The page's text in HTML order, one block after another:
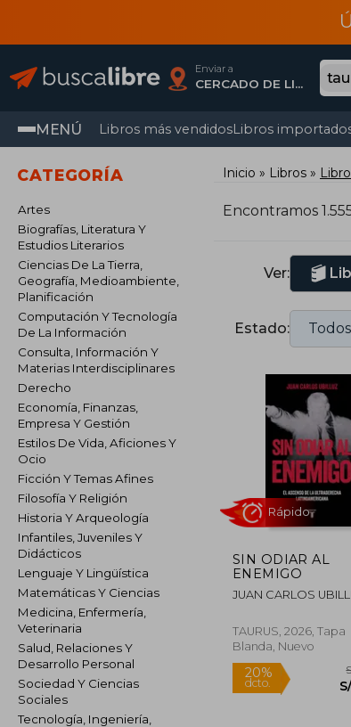
Enviar a
CERCADO DE LIMA, Lima
MENÚ Libros más vendidosLibros
CATEGORÍA
Artes
Biografías, Literatura Y
Estudios Literarios
Ciencias De La Tierra,
Geografía, Medioambiente,
Planificación
Computación Y Tecnología
De La Información
Consulta, Información Y
Materias Interdisciplinares
Derecho
Economía, Finanzas,
Empresa Y Gestión
Estilos De Vida, Aficiones Y
Ocio
Ficción Y Temas Afines
Filosofía Y Religión
Historia Y Arqueología
Infantiles, Juveniles Y
Didácticos
Lenguaje Y Lingüística
Matemáticas Y Ciencias
Medicina, Enfermería,
Veterinaria
Salud, Relaciones Y
Desarrollo Personal
Sociedad Y Ciencias
Sociales
Tecnología, Ingeniería,
Inicio Libros
Encontramos
Ver:
Estado: Todos
SIN ODIAR AL
ENEMIGO
JUAN CARLOS
TAURUS, 2026, Tapa
Blanda, Nuevo
Rápido